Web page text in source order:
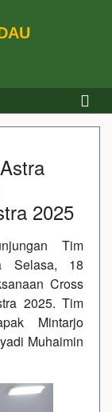
2025
Tim
Selasa, 18
Cross
2025. Tim
Mintarjo
Muhaimin